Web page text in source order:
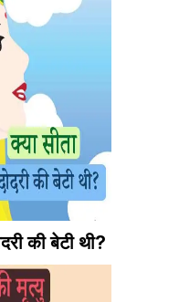
की बेटी थी?